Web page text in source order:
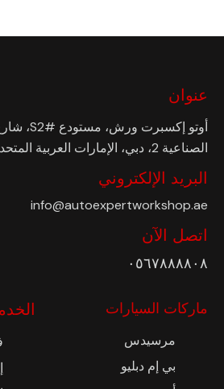
عنوان
الصناعية 2، دبي، الإمارات العربية المتحدة
البريد الإلكتروني
info@autoexpertworkshop.ae
اتصل الآن
٠٥٦٧٨٨٨٨٠٨
ماركات السيارات
مرسيدس
بي إم دبليو